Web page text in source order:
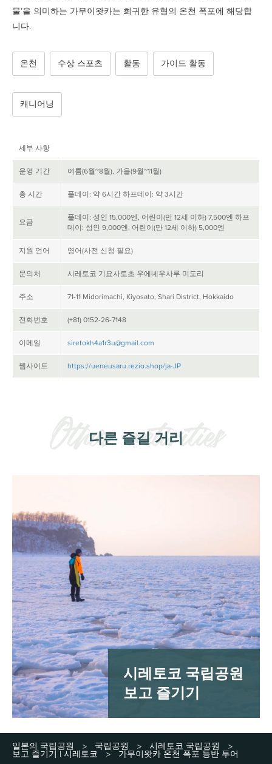
물’을 의미하는 가무이왓카는 희귀한 유형의 온천 폭포에 해당합
니다.
온천 수상 스포츠 활동 가이드 활동
캐니어닝
세부 사항
운영 기간 여름(6월~8월), 가을(9월~11월)
총 시간 풀데이: 약 6시간 하프데이: 약 3시간
요금
풀데이: 성인 15,000엔, 어린이(만 12세 이하) 7,500엔 하프
데이: 성인 9,000엔, 어린이(만 12세 이하) 5,000엔
지원 언어 영어(사전 신청 필요)
문의처 시레토코 기요사토초 우에네우사루 미도리
주소 71-11 Midorimachi, Kiyosato, Shari District, Hokkaido
전화번호 (+81) 0152-26-7148
이메일 siretokh4a1r3u@gmail.com
웹사이트 https://ueneusaru.rezio.shop/ja-JP
다른 즐길 거리
시레토코 국립공원
보고 즐기기
일본의 국립공원 > 국립공원 > 시레토코 국립공원 >
보고 즐기기 | 시레토코 > 가무이왓카 온천 폭포 등반 투어